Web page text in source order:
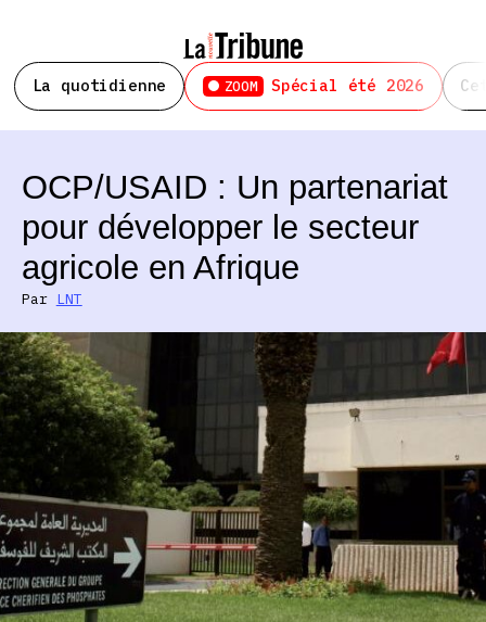
La quotidienne ZOOM Spécial été 2026
OCP/USAID : Un partenariat
pour développer le secteur
agricole en Afrique
Par LNT